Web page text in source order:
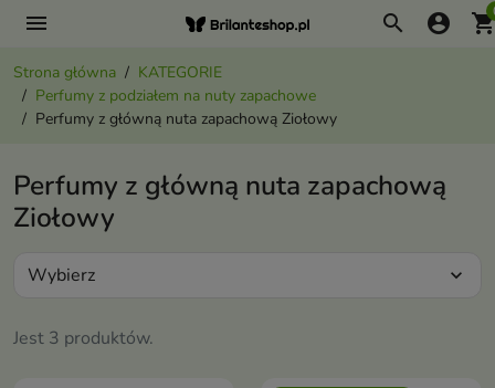
menu search account_circle
Strona główna
KATEGORIE
Perfumy z podziałem na nuty zapachowe
Perfumy z główną nuta zapachową Ziołowy
Perfumy z główną nuta zapachową
Ziołowy
Jest 3 produktów.
Wybierz expand_more